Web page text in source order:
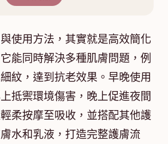
使用方法，其實就是高效簡化
能同時解決多種肌膚問題，例
紋，達到抗老效果。早晚使用
抵禦環境傷害，晚上促進夜間
柔按摩至吸收，並搭配其他護
水和乳液，打造完整護膚流